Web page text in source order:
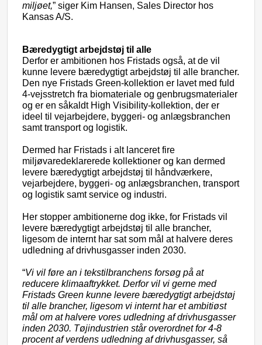
miljøet,” siger Kim Hansen, Sales Director hos
Kansas A/S.
Bæredygtigt arbejdstøj til alle
Derfor er ambitionen hos Fristads også, at de vil
kunne levere bæredygtigt arbejdstøj til alle brancher.
Den nye Fristads Green-kollektion er lavet med fuld
4-vejsstretch fra biomateriale og genbrugsmaterialer
og er en såkaldt High Visibility-kollektion, der er
ideel til vejarbejdere, byggeri- og anlægsbranchen
samt transport og logistik.
Dermed har Fristads i alt lanceret fire
miljøvaredeklarerede kollektioner og kan dermed
levere bæredygtigt arbejdstøj til
håndværkere,
vejarbejdere, byggeri- og anlægsbranchen, transport
og logistik samt service og industri.
Her stopper ambitionerne dog ikke, for Fristads vil
levere bæredygtigt arbejdstøj til alle brancher,
ligesom de internt har sat som mål at halvere deres
udledning af drivhusgasser inden 2030.
“Vi vil føre an i tekstilbranchens forsøg på at
reducere klimaaftrykket. Derfor vil vi gerne med
Fristads Green kunne levere bæredygtigt arbejdstøj
til alle brancher, ligesom vi internt har et ambitiøst
mål om at halvere vores udledning af drivhusgasser
inden 2030. Tøjindustrien står overordnet for 4-8
procent af verdens udledning af drivhusgasser, så